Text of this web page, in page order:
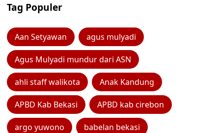
Tag Populer
Aan Setyawan agus mulyadi
Agus Mulyadi mundur dari ASN
ahli staff walikota Anak Kandung
APBD Kab Bekasi APBD kab cirebon
argo yuwono babelan bekasi